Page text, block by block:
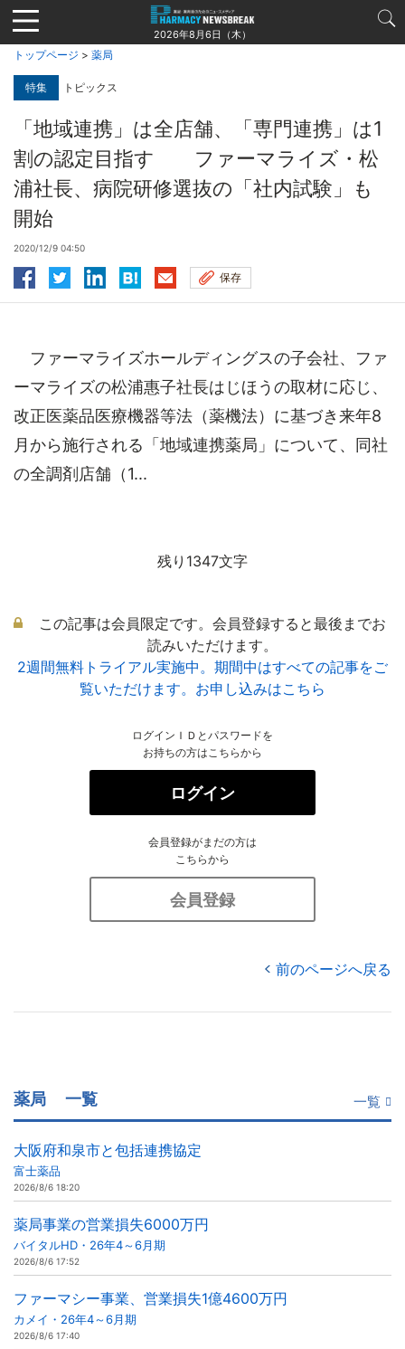
Jump
to
navigation
2026年8月6日（木）
トップページ > 薬局
特集 トピックス
「地域連携」は全店舗、「専門連携」は1
割の認定目指す ファーマライズ・松
浦社長、病院研修選抜の「社内試験」も
開始
2020/12/9 04:50
保存
ファーマライズホールディングスの子会社、ファ
ーマライズの松浦惠子社長はじほうの取材に応じ、
改正医薬品医療機器等法（薬機法）に基づき来年8
月から施行される「地域連携薬局」について、同社
の全調剤店舗（1...
残り1347文字
この記事は会員限定です。会員登録すると最後までお
読みいただけます。
2週間無料トライアル実施中。期間中はすべての記事をご
覧いただけます。お申し込みはこちら
ログインＩＤとパスワードを
お持ちの方はこちらから
ログイン
会員登録がまだの方は
こちらから
会員登録
前のページへ戻る
薬局 一覧 一覧
大阪府和泉市と包括連携協定
富士薬品
2026/8/6 18:20
薬局事業の営業損失6000万円
バイタルHD・26年4～6月期
2026/8/6 17:52
ファーマシー事業、営業損失1億4600万円
カメイ・26年4～6月期
2026/8/6 17:40